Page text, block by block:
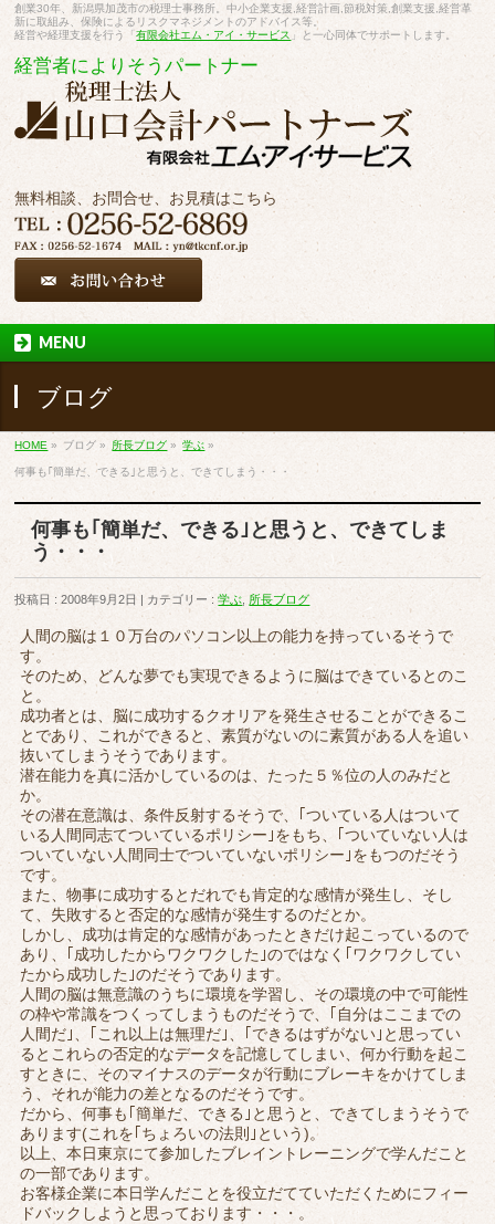
創業30年、新潟県加茂市の税理士事務所。中小企業支援,経営計画,節税対策,創業支援,経営革
新に取組み、保険によるリスクマネジメントのアドバイス等。
経営や経理支援を行う「有限会社エム・アイ・サービス 」と一心同体でサポートします。
経営者によりそうパートナー
無料相談、お問合せ、お見積はこちら
MENU
ブログ
HOME » ブログ » 所長ブログ » 学ぶ »
何事も｢簡単だ、できる｣と思うと、できてしまう・・・
何事も｢簡単だ、できる｣と思うと、できてしま
う・・・
投稿日 : 2008年9月2日 カテゴリー :学ぶ 所長ブログ
人間の脳は１０万台のパソコン以上の能力を持っているそうで
す。
そのため、どんな夢でも実現できるように脳はできているとのこ
と。
成功者とは、脳に成功するクオリアを発生させることができるこ
とであり、これができると、素質がないのに素質がある人を追い
抜いてしまうそうであります。
潜在能力を真に活かしているのは、たった５％位の人のみだと
か。
その潜在意識は、条件反射するそうで、｢ついている人はついて
いる人間同志てついているポリシー｣をもち、｢ついていない人は
ついていない人間同士でついていないポリシー｣をもつのだそう
です。
また、物事に成功するとだれでも肯定的な感情が発生し、そし
て、失敗すると否定的な感情が発生するのだとか。
しかし、成功は肯定的な感情があったときだけ起こっているので
あり、｢成功したからワクワクした｣のではなく｢ワクワクしてい
たから成功した｣のだそうであります。
人間の脳は無意識のうちに環境を学習し、その環境の中で可能性
の枠や常識をつくってしまうものだそうで、｢自分はここまでの
人間だ｣、｢これ以上は無理だ｣、｢できるはずがない｣と思ってい
るとこれらの否定的なデータを記憶してしまい、何か行動を起こ
すときに、そのマイナスのデータが行動にブレーキをかけてしま
う、それが能力の差となるのだそうです。
だから、何事も｢簡単だ、できる｣と思うと、できてしまうそうで
あります(これを｢ちょろいの法則｣という)。
以上、本日東京にて参加したブレイントレーニングで学んだこと
の一部であります。
お客様企業に本日学んだことを役立だてていただくためにフィー
ドバックしようと思っております・・・。